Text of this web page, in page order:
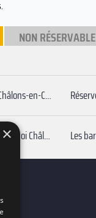
NON RÉSERVABLE
Meilleurs bars avec terrasse Châlons-en-Champagne
Réserver bar pas cher autour de moi Châlons-en-Champagne
×